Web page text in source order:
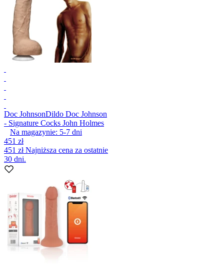
Doc JohnsonDildo Doc Johnson
- Signature Cocks John Holmes
Na magazynie: 5-7 dni
451 zł
451 złNajniższa cena za ostatnie
30 dni.